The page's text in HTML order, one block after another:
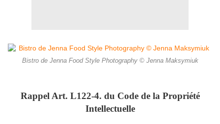
Bistro de Jenna Food Style Photography © Jenna Maksymiuk
Rappel Art. L122-4. du Code de la Propriété
Intellectuelle